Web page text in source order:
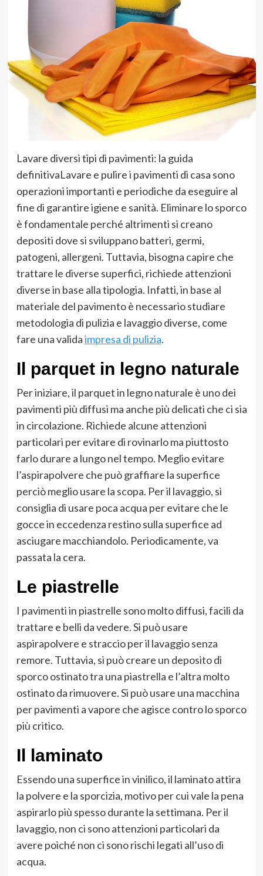
Lavare diversi tipi di pavimenti: la guida
definitivaLavare e pulire i pavimenti di casa sono
operazioni importanti e periodiche da eseguire al
fine di garantire igiene e sanità. Eliminare lo sporco
è fondamentale perché altrimenti si creano
depositi dove si sviluppano batteri, germi,
patogeni, allergeni. Tuttavia, bisogna capire che
trattare le diverse superfici, richiede attenzioni
diverse in base alla tipologia. Infatti, in base al
materiale del pavimento è necessario studiare
metodologia di pulizia e lavaggio diverse, come
fare una validaimpresa di pulizia.
Il parquet in legno naturale
Per iniziare, il parquet in legno naturale è uno dei
pavimenti più diffusi ma anche più delicati che ci sia
in circolazione. Richiede alcune attenzioni
particolari per evitare di rovinarlo ma piuttosto
farlo durare a lungo nel tempo. Meglio evitare
l’aspirapolvere che può graffiare la superfice
perciò meglio usare la scopa. Per il lavaggio, si
consiglia di usare poca acqua per evitare che le
gocce in eccedenza restino sulla superfice ad
asciugare macchiandolo. Periodicamente, va
passata la cera.
Le piastrelle
I pavimenti in piastrelle sono molto diffusi, facili da
trattare e belli da vedere. Si può usare
aspirapolvere e straccio per il lavaggio senza
remore. Tuttavia, si può creare un deposito di
sporco ostinato tra una piastrella e l’altra molto
ostinato da rimuovere. Si può usare una macchina
per pavimenti a vapore che agisce contro lo sporco
più critico.
Il laminato
Essendo una superfice in vinilico, il laminato attira
la polvere e la sporcizia, motivo per cui vale la pena
aspirarlo più spesso durante la settimana. Per il
lavaggio, non ci sono attenzioni particolari da
avere poiché non ci sono rischi legati all’uso di
acqua.